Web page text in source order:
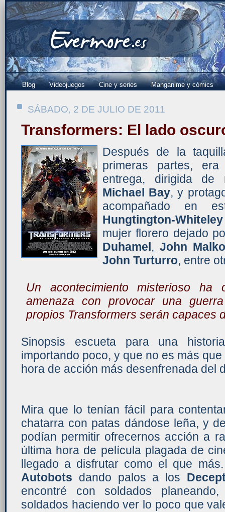
Blog Videojuegos Cine y series Manganime y cómics
SÁBADO, 2 DE JULIO DE 2011
Transformers: El lado
Después de la
primeras partes,
entrega, dirigida
Michael Bay, y
acompañado en
Hungtington-Whiteley
mujer florero dejado
Duhamel, John
John Turturro, entre
Un acontecimiento misterioso
amenaza con provocar una
propios Transformers serán capaces
Sinopsis escueta para una
importando poco, y que no es más
hora de acción más desenfrenada del
Mira que lo tenían fácil para
chatarra con patas dándose leña, y
podían permitir ofrecernos acción a
última hora de película plagada de
llegado a disfrutar como el que
Autobots dando palos a los
encontré con soldados
soldados haciendo ver lo poco que